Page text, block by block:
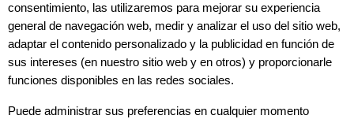
Alergia
Nutrilon Premium+ Pepti Syneo
Fórmula para el manejo dietético de la
consentimiento, las utilizaremos para mejorar su experiencia
general de navegación web, medir y analizar el uso del sitio web,
adaptar el contenido personalizado y la publicidad en función de
sus intereses (en nuestro sitio web y en otros) y proporcionarle
funciones disponibles en las redes sociales.
Puede administrar sus preferencias en cualquier momento